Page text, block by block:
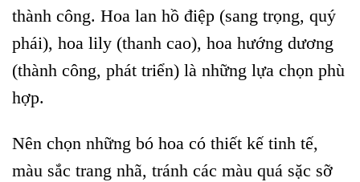
thành công. Hoa lan hồ điệp (sang trọng, quý
phái), hoa lily (thanh cao), hoa hướng dương
(thành công, phát triển) là những lựa chọn phù
hợp.
Nên chọn những bó hoa có thiết kế tinh tế,
màu sắc trang nhã, tránh các màu quá sặc sỡ